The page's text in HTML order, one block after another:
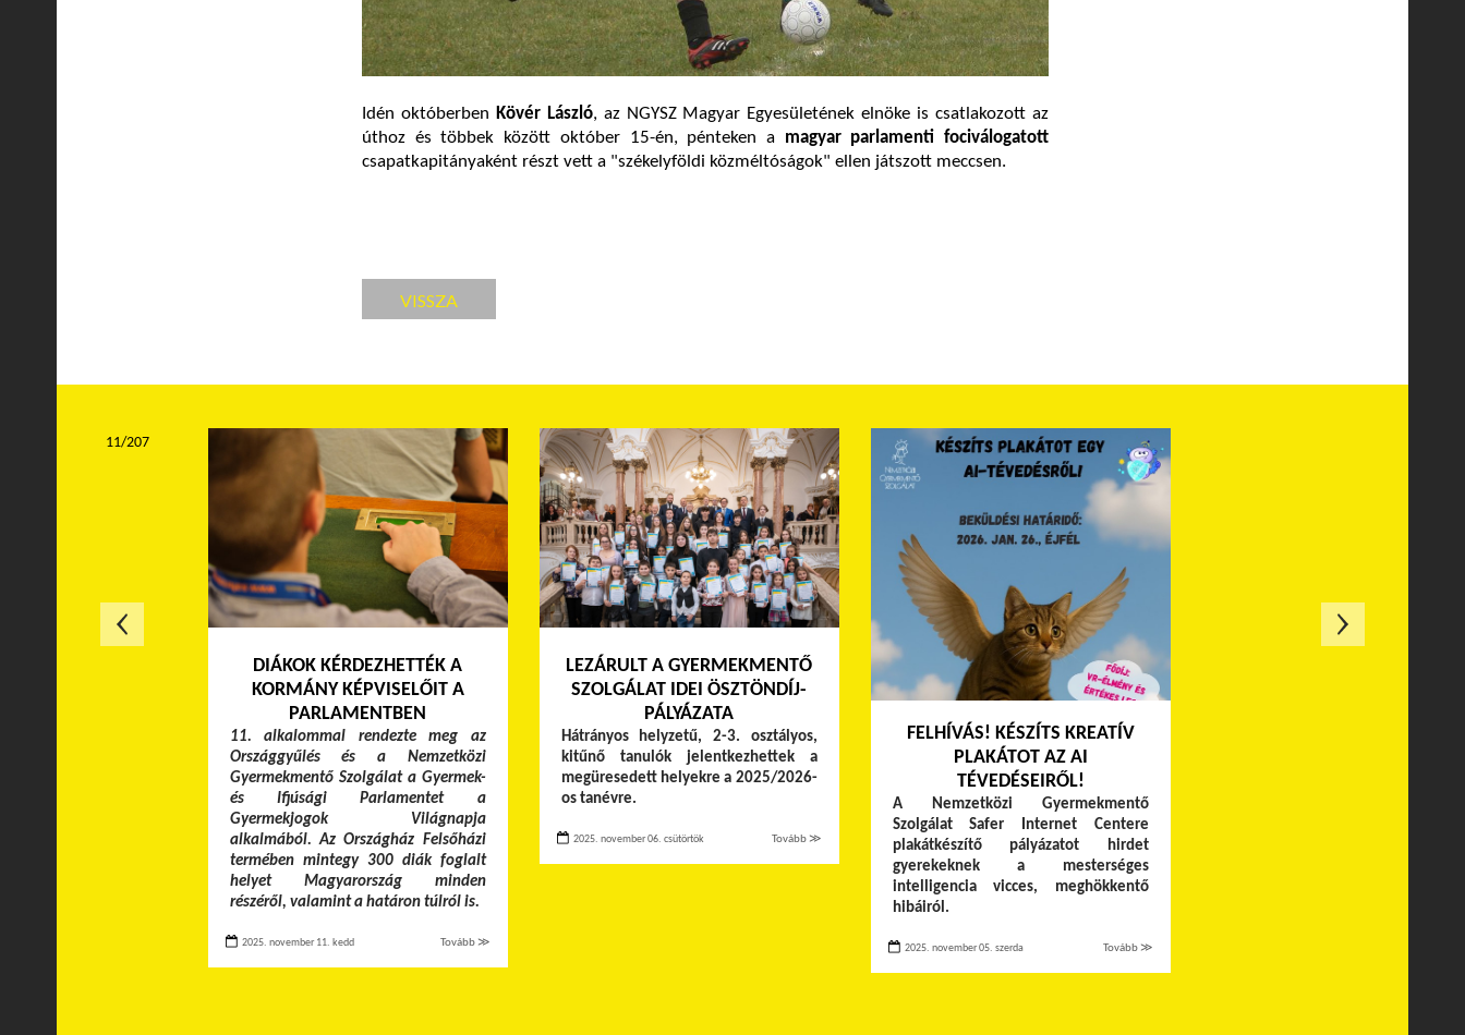
Idén októberben Kövér László, az NGYSZ Magyar Egyesületének elnöke is csatlakozott az
úthoz és többek között október 15-én, pénteken a magyar parlamenti fociválogatott
csapatkapitányaként részt vett a "székelyföldi közméltóságok" ellen játszott meccsen.
VISSZA
DIÁKOK KÉRDEZHETTÉK A
KORMÁNY KÉPVISELŐIT A
PARLAMENTBEN
11. alkalommal rendezte meg az
Országgyűlés és a Nemzetközi
Gyermekmentő Szolgálat a Gyermek-
és Ifjúsági Parlamentet a
Gyermekjogok Világnapja
alkalmából. Az Országház Felsőházi
termében mintegy 300 diák foglalt
helyet Magyarország minden
részéről, valamint a határon túlról is.
2025. november 11. kedd Tovább ≫
LEZÁRULT A GYERMEKMENTŐ
SZOLGÁLAT IDEI ÖSZTÖNDÍJ-
PÁLYÁZATA
Hátrányos helyzetű, 2-3. osztályos,
kitűnő tanulók jelentkezhettek a
megüresedett helyekre a 2025/2026-
os tanévre.
2025. november 06. csütörtök Tovább ≫
FELHÍVÁS! KÉSZÍTS KREATÍV
PLAKÁTOT AZ AI
TÉVEDÉSEIRŐL!
A Nemzetközi Gyermekmentő
Szolgálat Safer Internet Centere
plakátkészítő pályázatot hirdet
gyerekeknek a mesterséges
intelligencia vicces, meghökkentő
hibáiról.
2025. november 05. szerda Tovább ≫
11/207